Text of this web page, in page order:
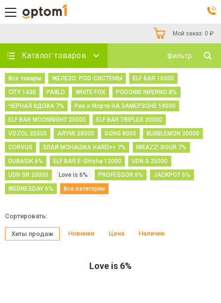
Мой заказ: 0 ₽
Каталог товаров фильтр
Все товары ЖЕЛЕЗО. POD-СИСТЕМЫ
ELF BAR 16000
CITY 1400
PABLO WHITE FOX
PODONKI INFERNO 8%
ЧЕРНАЯ ВДОВА 7%
Рик и Морти НА ЗАМЕРЗОНЕ 18000
ELF BAR MOONNIGHT 25000
ELF BAR TRIPLEX 30000
VOZOL 25000
ARYMI 28000 SONG 8000
BUBBLEMON 30000
CORVUS
ЗЛАЯ МОНАШКА HARD++ 7%
MRAZZ! SOUR 7%
DUBASIK 6%
ELF BAR E-Shisha 12000
UDN S 25000
UDN SR 20000
Love is 6% PROFESSOR 6%
JACKPOT 6%
WEDNESDAY 6%
Все категории
Сортировать:
Хиты продаж Новинки Цена Наличие
Love is 6%